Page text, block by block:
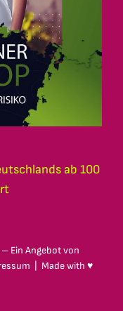
ab 100
– Ein Angebot von
| Made with ♥